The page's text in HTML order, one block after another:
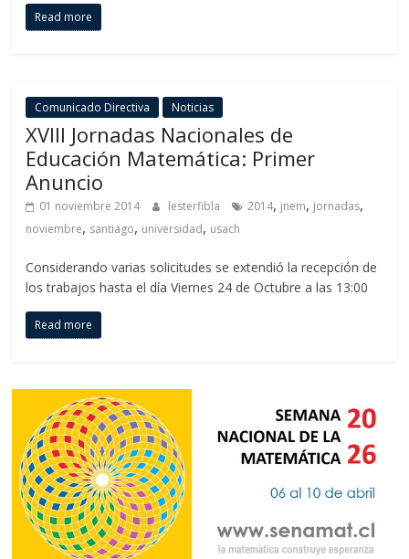
Read more
Comunicado Directiva Noticias
XVIII Jornadas Nacionales de
Educación Matemática: Primer
Anuncio
01 noviembre 2014 lesterfibla 2014, jnem, jornadas,
noviembre, santiago, universidad, usach
Considerando varias solicitudes se extendió la recepción de
los trabajos hasta el día Viernes 24 de Octubre a las 13:00
Read more